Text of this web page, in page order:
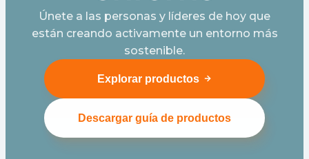
Únete a las personas y líderes de hoy que
están creando activamente un entorno más
sostenible.
Explorar productos
Descargar guía de productos